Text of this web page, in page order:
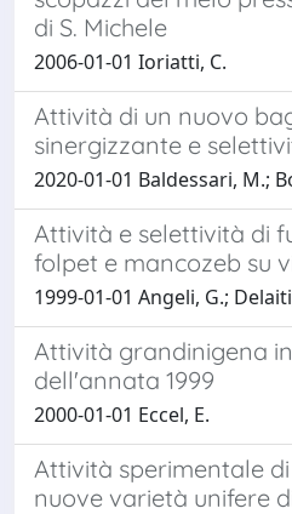
di S. Michele
2006-01-01 Ioriatti, C.
Attività di un nuovo
sinergizzante e
2020-01-01 Baldessari, M.;
Attività e selettività di
folpet e mancozeb su
1999-01-01 Angeli, G.;
Attività grandinigena
dell'annata 1999
2000-01-01 Eccel, E.
Attività sperimentale
nuove varietà unifere